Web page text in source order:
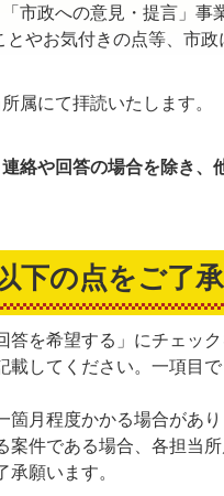
市政への意見・提言」事
やお気付きの点等、市
属にて拝読いたします。
絡や回答の場合を除き、
下の点をご了承
答を希望する」にチェッ
載してください。一項目
月程度かかる場合があり
案件である場合、各担当
願います。